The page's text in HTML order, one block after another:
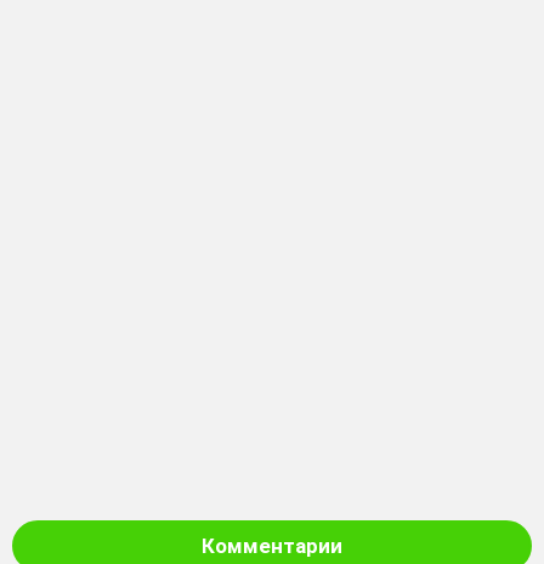
Комментарии